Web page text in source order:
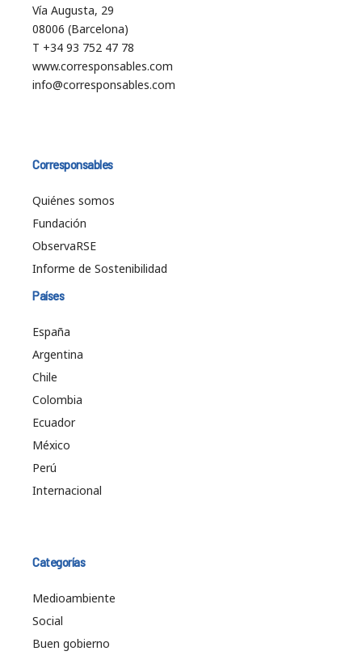
Vía Augusta, 29
08006 (Barcelona)
T +34 93 752 47 78
www.corresponsables.com
info@corresponsables.com
Corresponsables
Quiénes somos
Fundación
ObservaRSE
Informe de Sostenibilidad
Países
España
Argentina
Chile
Colombia
Ecuador
México
Perú
Internacional
Categorías
Medioambiente
Social
Buen gobierno